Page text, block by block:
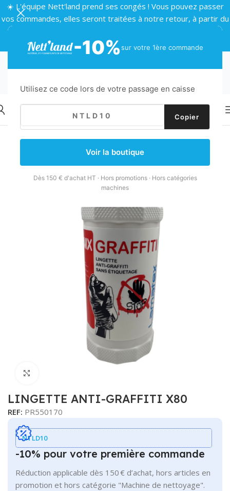
-10%sur votre 1ère commande
Utilisez ce code lors de votre passage en caisse
Copier
Voir la boutique
Dès 150 € d'achat HT · Hors promotions · Hors catégories
machines
☀️ L'équipe Nett'land prend ses congés ! Vous pouvez passer
vos commandes, elles seront traitées à notre retour, à partir du
LINGETTE ANTI-GRAFFITI X80
REF: PR550170
NTLD10
-10% pour votre première commande
Réduction applicable dès 150 € d’achat, hors articles en
promotion et hors catégorie "Machine de nettoyage".